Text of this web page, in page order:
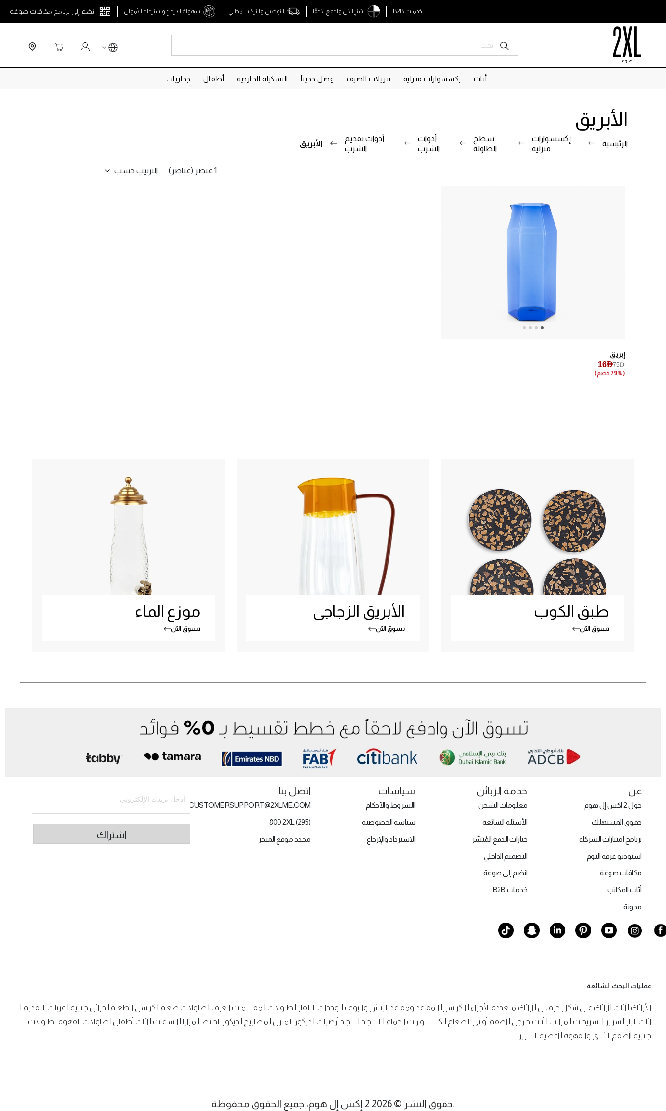
خدمات B2B اشترِ الآن وادفع لاحقًا التوصيل والتركيب مجاني سهولة الإرجاع واسترداد الأموال انضم إلى برنامج مكافآت صوغة
سلة التسوق
أثاث إكسسوارات منزلية تنزيلات الصيف وصل حديثآ التشكيلة الخارجية أطفال جداريات
الأبريق
الرئيسية
إكسسوارات
منزلية
سطح
الطاولة
أدوات
الشرب
أدوات تقديم
الشرب
الأبريق
1 عنصر (عناصر) الترتيب حسب
إبريق
16AED75AED
(79% خصم)
طبق الكوب
تسوق الآن
الأبريق الزجاجى
تسوق الآن
موزع الماء
تسوق الآن
عن
حول 2 اكس إل هوم
حقوق المستهلك
برنامج امتيازات الشركاء
استوديو غرفة النوم
مكافآت صوغة
أثاث المكاتب
مدونة
خدمة الزبائن
معلومات الشحن
الأسئلة الشائعة
خيارات الدفع المُيَسَّر
التصميم الداخلي
انضم إلى صوغة
خدمات B2B
سياسات
االشروط والأحكام
سياسة الخصوصية
الاسترداد والإرجاع
اتصل بنا
CUSTOMERSUPPORT@2XLME.COM
800 2XL (295)
محدد موقع المتجر
اشتراك
عمليات البحث الشائعة
الأرائك أثاث أرائك على شكل حرف ل أرائك متعددة الأجزاء الكراسي المقاعد ومقاعد البنش والبوف وحدات التلفاز طاولات مقسمات الغرف طاولات طعام كراسي الطعام خزائن جانبية عربات التقديم
أثاث البار
سراير تسريحات مراتب أثاث خارجي أطقم أواني الطعام اكسسوارات الحمام السجاد سجاد أرضيات ديكور المنزل مصابيح ديكور الحائط مرايا الساعات أثاث أطفال طاولات القهوة
طاولات
جانبية أطقم الشاي والقهوة أغطية السرير
.حقوق النشر © 2026 2 إكس إل هوم، جميع الحقوق محفوظة